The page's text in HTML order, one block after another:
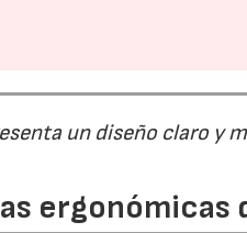
un diseño claro y
ergonómicas